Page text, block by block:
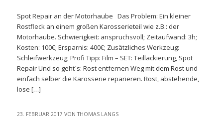
Spot Repair an der Motorhaube Das Problem: Ein kleiner
Rostfleck an einem großen Karosserieteil wie z.B.: der
Motorhaube. Schwierigkeit: anspruchsvoll; Zeitaufwand: 3h;
Kosten: 100€; Ersparnis: 400€; Zusätzliches Werkzeug:
Schleifwerkzeug; Profi Tipp: Film – SET: Teillackierung, Spot
Repair Und so geht`s: Rost entfernen Weg mit dem Rost und
einfach selber die Karosserie reparieren. Rost, abstehende,
lose […]
23. FEBRUAR 2017 VONTHOMAS LANGS